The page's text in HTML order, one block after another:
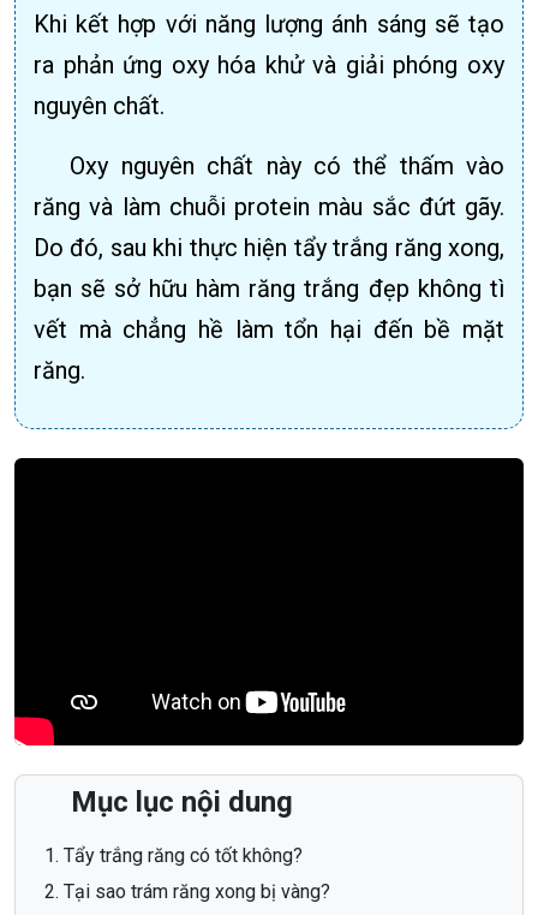
Khi kết hợp với năng lượng ánh sáng sẽ tạo
ra phản ứng oxy hóa khử và giải phóng oxy
nguyên chất.
Oxy nguyên chất này có thể thấm vào
răng và làm chuỗi protein màu sắc đứt gãy.
Do đó, sau khi thực hiện tẩy trắng răng xong,
bạn sẽ sở hữu hàm răng trắng đẹp không tì
vết mà chẳng hề làm tổn hại đến bề mặt
răng.
Mục lục nội dung
Tẩy trắng răng có tốt không?
Tại sao trám răng xong bị vàng?